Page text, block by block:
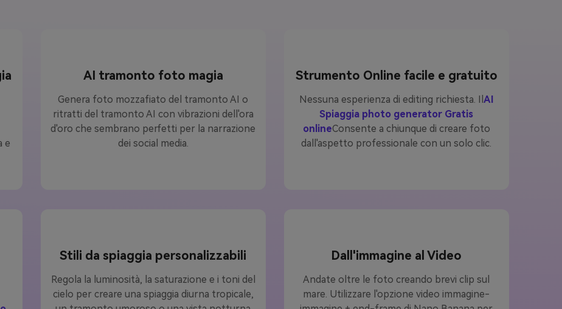
e
AI tramonto foto magia
Genera foto mozzafiato del tramonto AI o
ritratti del tramonto AI con vibrazioni dell'ora
d'oro che sembrano perfetti per la narrazione
dei social media.
Strumento Online facile e gratuito
Nessuna esperienza di editing richiesta. Il AI
Spiaggia photo generator Gratis
onlineConsente a chiunque di creare foto
dall'aspetto professionale con un solo clic.
Stili da spiaggia personalizzabili
Regola la luminosità, la saturazione e i toni del
cielo per creare una spiaggia diurna tropicale,
Dall'immagine al Video
Andate oltre le foto creando brevi clip sul
mare. Utilizzare l'opzione video immagine-